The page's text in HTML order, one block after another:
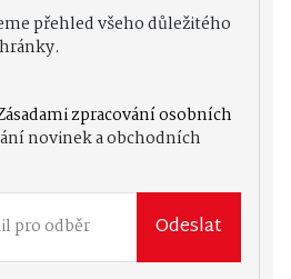
přehled všeho důležitého
zpracování osobních
novinek a obchodních
Odeslat